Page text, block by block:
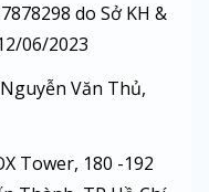
do Sở KH &
06/2023
Văn Thủ,
Tower, 180 -192